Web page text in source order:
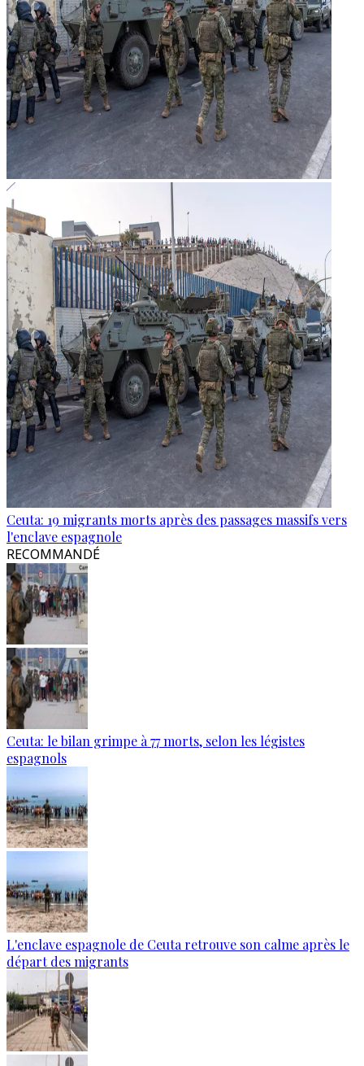
Ceuta: 19 migrants morts après des passages massifs vers
l'enclave espagnole
RECOMMANDÉ
Ceuta: le bilan grimpe à 77 morts, selon les légistes
espagnols
L'enclave espagnole de Ceuta retrouve son calme après le
départ des migrants